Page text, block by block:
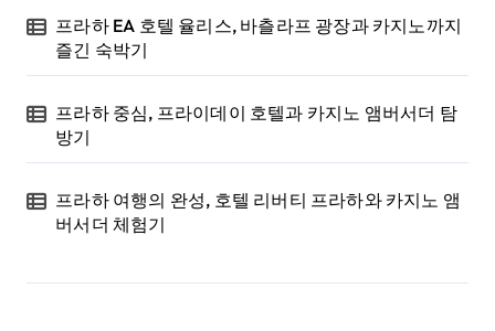
프라하 EA 호텔 율리스, 바츨라프 광장과 카지노까지
즐긴 숙박기
프라하 중심, 프라이데이 호텔과 카지노 앰버서더 탐
방기
프라하 여행의 완성, 호텔 리버티 프라하와 카지노 앰
버서더 체험기